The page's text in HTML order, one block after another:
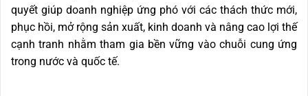
quyết giúp doanh nghiệp ứng phó với các thách thức mới,
phục hồi, mở rộng sản xuất, kinh doanh và nâng cao lợi thế
cạnh tranh nhằm tham gia bền vững vào chuỗi cung ứng
trong nước và quốc tế.